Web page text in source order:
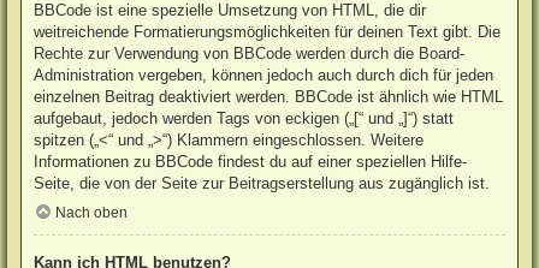
BBCode ist eine spezielle Umsetzung von HTML, die dir
weitreichende Formatierungsmöglichkeiten für deinen Text gibt. Die
Rechte zur Verwendung von BBCode werden durch die Board-
Administration vergeben, können jedoch auch durch dich für jeden
einzelnen Beitrag deaktiviert werden. BBCode ist ähnlich wie HTML
aufgebaut, jedoch werden Tags von eckigen („[“ und „]“) statt
spitzen („<“ und „>“) Klammern eingeschlossen. Weitere
Informationen zu BBCode findest du auf einer speziellen Hilfe-
Seite, die von der Seite zur Beitragserstellung aus zugänglich ist.
Nach oben
Kann ich HTML benutzen?